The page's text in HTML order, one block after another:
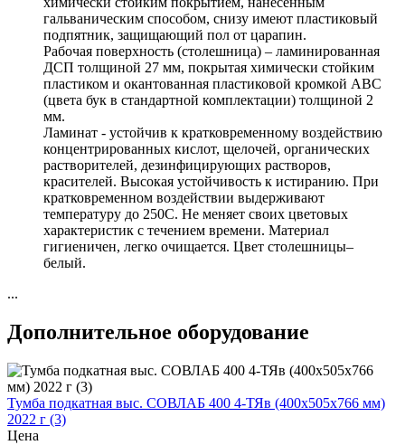
гальваническим способом, снизу имеют пластиковый
подпятник, защищающий пол от царапин.
Рабочая поверхность (столешница) – ламинированная
ДСП толщиной 27 мм, покрытая химически стойким
пластиком и окантованная пластиковой кромкой АВС
(цвета бук в стандартной комплектации) толщиной 2
мм.
Ламинат - устойчив к кратковременному воздействию
концентрированных кислот, щелочей, органических
растворителей, дезинфицирующих растворов,
красителей. Высокая устойчивость к истиранию. При
кратковременном воздействии выдерживают
температуру до 250С. Не меняет своих цветовых
характеристик с течением времени. Материал
гигиеничен, легко очищается. Цвет столешницы–
белый.
...
Дополнительное оборудование
Тумба подкатная выс. СОВЛАБ 400 4-ТЯв (400х505х766 мм)
2022 г (3)
Цена